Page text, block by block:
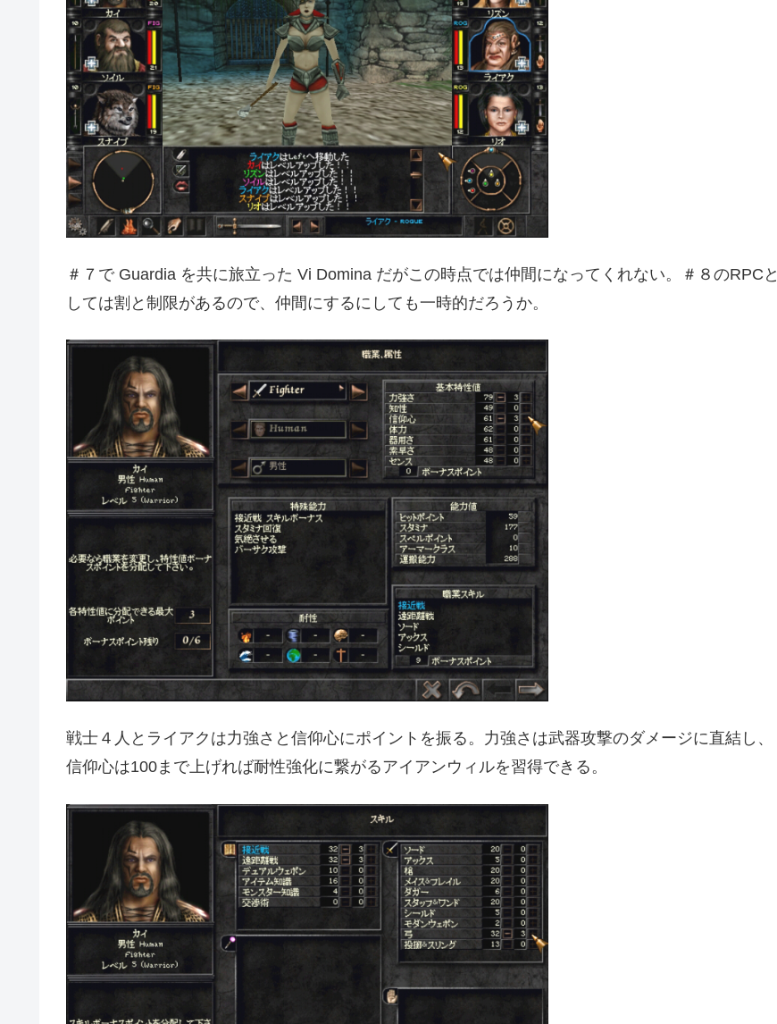
＃７で Guardia を共に旅立った Vi Domina だがこの時点では仲間になってくれない。＃８のRPCと
しては割と制限があるので、仲間にするにしても一時的だろうか。
戦士４人とライアクは力強さと信仰心にポイントを振る。力強さは武器攻撃のダメージに直結し、
信仰心は100まで上げれば耐性強化に繋がるアイアンウィルを習得できる。